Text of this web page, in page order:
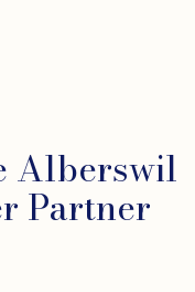
Alberswil
Partner